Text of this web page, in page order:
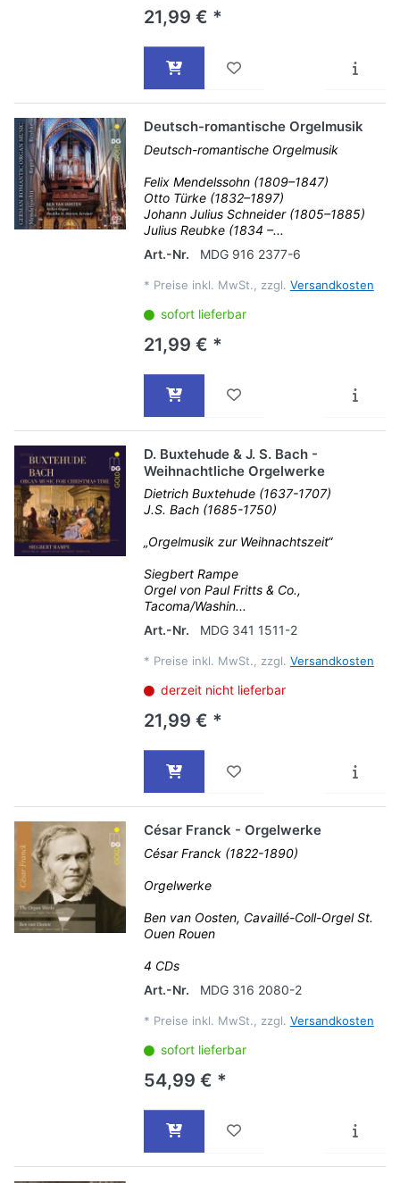
21,99 € *
Deutsch-romantische Orgelmusik
Deutsch-romantische Orgelmusik
Felix Mendelssohn (1809–1847)
Otto Türke (1832–1897)
Johann Julius Schneider (1805–1885)
Julius Reubke (1834 –...
Art.-Nr.
MDG 916 2377-6
* Preise inkl. MwSt., zzgl. Versandkosten
sofort lieferbar
21,99 € *
D. Buxtehude & J. S. Bach -
Weihnachtliche Orgelwerke
Dietrich Buxtehude (1637-1707)
J.S. Bach (1685-1750)
„Orgelmusik zur Weihnachtszeit“
Siegbert Rampe
Orgel von Paul Fritts & Co.,
Tacoma/Washin...
Art.-Nr.
MDG 341 1511-2
* Preise inkl. MwSt., zzgl. Versandkosten
derzeit nicht lieferbar
21,99 € *
César Franck - Orgelwerke
César Franck (1822-1890)
Orgelwerke
Ben van Oosten, Cavaillé-Coll-Orgel St.
Ouen Rouen
4 CDs
Art.-Nr.
MDG 316 2080-2
* Preise inkl. MwSt., zzgl. Versandkosten
sofort lieferbar
54,99 € *